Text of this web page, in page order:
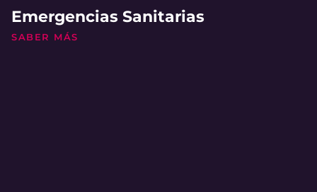
Emergencias Sanitarias
SABER MÁS